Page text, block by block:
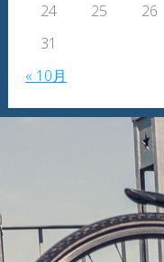
« 10月
24
25 26
31